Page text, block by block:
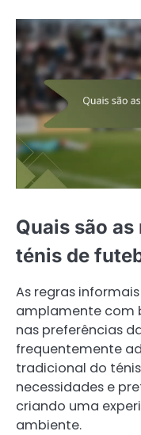
Quais são
ténis de
As regras informais
amplamente com
nas preferências
frequentemente
tradicional do
necessidades e
criando uma
ambiente.